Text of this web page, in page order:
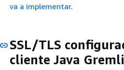
va a implementar.
SSL/TLS
cliente Java